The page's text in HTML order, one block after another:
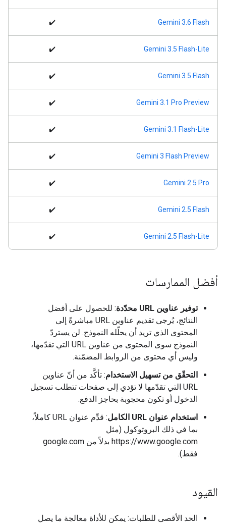
‫Gemini 3.6 Flash
✔️
‫Gemini 3.5 Flash-Lite
✔️
‫Gemini 3.5 Flash
✔️
‫Gemini 3.1 Pro Preview
✔️
‫Gemini 3.1 Flash-Lite
✔️
‫Gemini 3 Flash Preview
✔️
‫Gemini 2.5 Pro
✔️
‫Gemini 2.5 Flash
✔️
‫Gemini 2.5 Flash-Lite
✔️
أفضل الممارسات
توفير عناوين URL محدّدة
: للحصول على أفضل
النتائج، يُرجى تقديم عناوين URL مباشرةً إلى
المحتوى الذي تريد أن يحلّله النموذج. لن يستردّ
النموذج سوى المحتوى من عناوين URL التي تقدّمها،
وليس أي محتوى من الروابط المضمّنة.
التحقّق من تسهيل الاستخدام: تأكَّد من أنّ عناوين
URL التي تقدّمها لا تؤدي إلى صفحات تتطلب تسجيل
الدخول أو تكون محجوبة بحاجز الدفع.
استخدام عنوان URL الكامل
: قدِّم عنوان URL كاملاً،
بما في ذلك البروتوكول (مثل
https://www.google.com بدلاً من google.com
فقط).
القيود
الحد الأقصى للطلبات: يمكن للأداة معالجة ما يصل